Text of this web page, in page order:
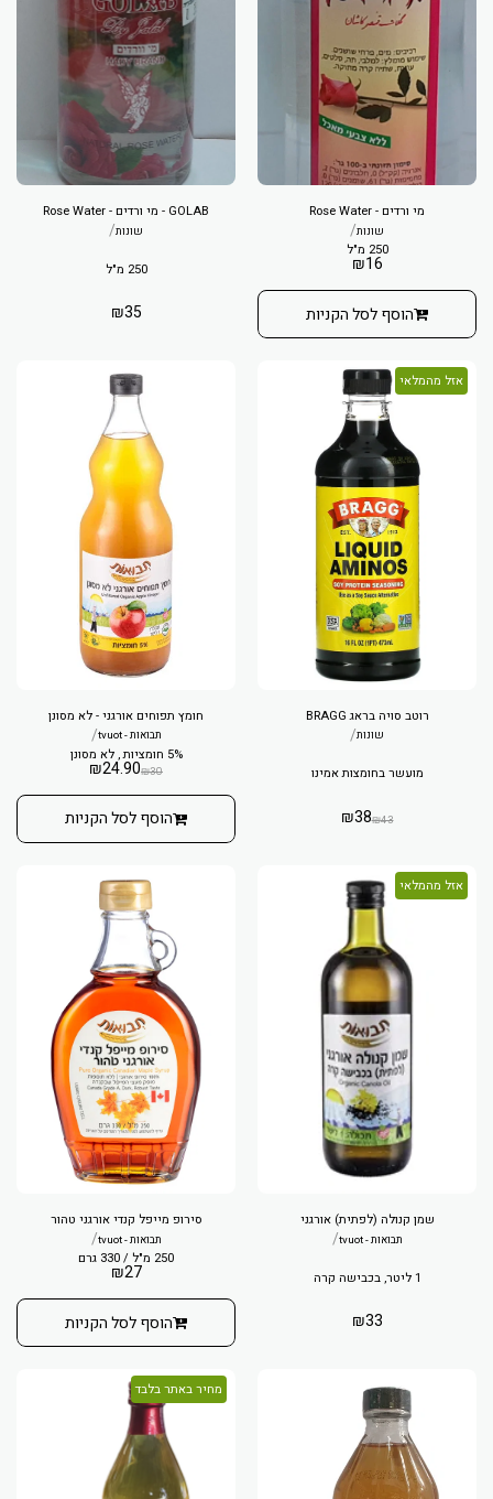
מי ורדים - Rose Water
שונות/
250 מ"ל
₪16
הוסף לסל הקניות
GOLAB - מי ורדים - Rose Water
שונות/
250 מ"ל
₪35
אזל מהמלאי
רוטב סויה בראג BRAGG
שונות/
מועשר בחומצות אמינו
₪43
₪38
חומץ תפוחים אורגני - לא מסונן
תבואות - tvuot /
5% חומציות , לא מסונן
₪30
₪24.90
הוסף לסל הקניות
אזל מהמלאי
שמן קנולה (לפתית) אורגני
תבואות - tvuot /
1 ליטר, בכבישה קרה
₪33
סירופ מייפל קנדי אורגני טהור
תבואות - tvuot /
250 מ"ל / 330 גרם
₪27
הוסף לסל הקניות
מחיר באתר בלבד